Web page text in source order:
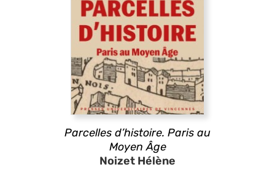
Parcelles d’histoire. Paris au
Moyen Âge
Noizet Hélène